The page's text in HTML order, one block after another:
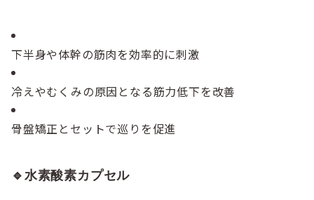
下半身や体幹の筋肉を効率的に刺激
冷えやむくみの原因となる筋力低下を改善
骨盤矯正とセットで巡りを促進
🔹水素酸素カプセル